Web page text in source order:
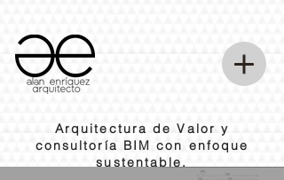
Arquitectura de Valor y
consultoría BIM con enfoque
sustentable.